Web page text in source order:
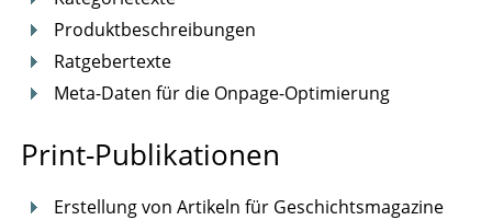
Produktbeschreibungen
Ratgebertexte
Meta-Daten für die Onpage-Optimierung
Print-Publikationen
Erstellung von Artikeln für Geschichtsmagazine